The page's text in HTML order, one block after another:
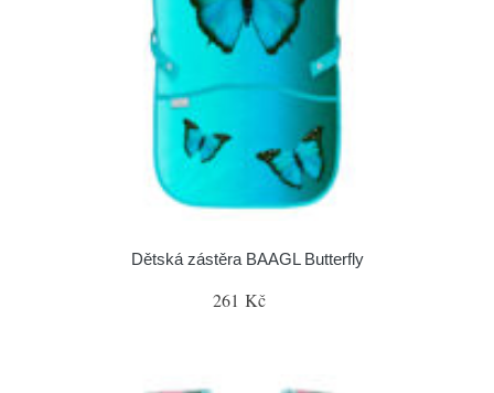
Dětská zástěra BAAGL Butterfly
261 Kč